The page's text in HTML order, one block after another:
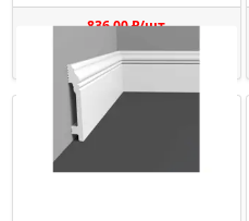
836,00 ₽/шт
Купить